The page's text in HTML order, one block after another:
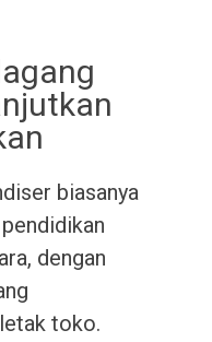
biasanya
dengan
toko.